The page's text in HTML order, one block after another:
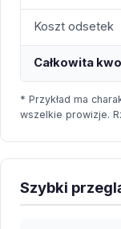
Koszt odsetek
Całkowita
* Przykład ma
wszelkie prowizje.
Szybki